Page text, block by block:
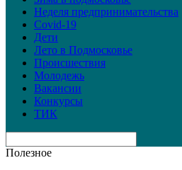
Неделя предпринимательства
Covid-19
Дети
Лето в Подмосковье
Происшествия
Молодежь
Вакансии
Конкурсы
ТИК
Полезное